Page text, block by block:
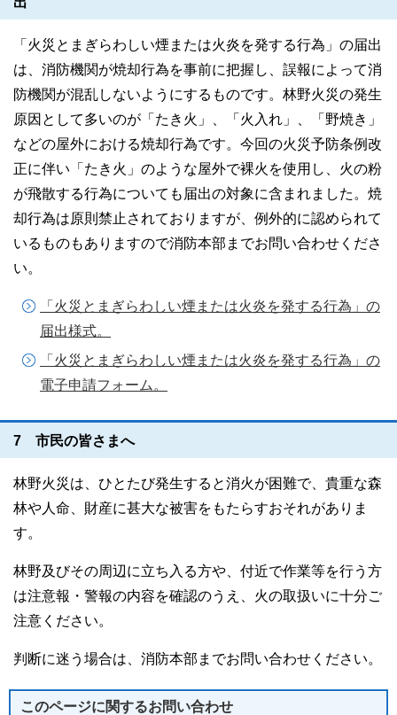
「火災とまぎらわしい煙または火炎を発する行為」の届出
は、消防機関が焼却行為を事前に把握し、誤報によって消
防機関が混乱しないようにするものです。林野火災の発生
原因として多いのが「たき火」、「火入れ」、「野焼き」
などの屋外における焼却行為です。今回の火災予防条例改
正に伴い「たき火」のような屋外で裸火を使用し、火の粉
が飛散する行為についても届出の対象に含まれました。焼
却行為は原則禁止されておりますが、例外的に認められて
いるものもありますので消防本部までお問い合わせくださ
い。
「火災とまぎらわしい煙または火炎を発する行為」の
届出様式。
「火災とまぎらわしい煙または火炎を発する行為」の
電子申請フォーム。
7 市民の皆さまへ
林野火災は、ひとたび発生すると消火が困難で、貴重な森
林や人命、財産に甚大な被害をもたらすおそれがありま
す。
林野及びその周辺に立ち入る方や、付近で作業等を行う方
は注意報・警報の内容を確認のうえ、火の取扱いに十分ご
注意ください。
判断に迷う場合は、消防本部までお問い合わせください。
このページに関するお問い合わせ